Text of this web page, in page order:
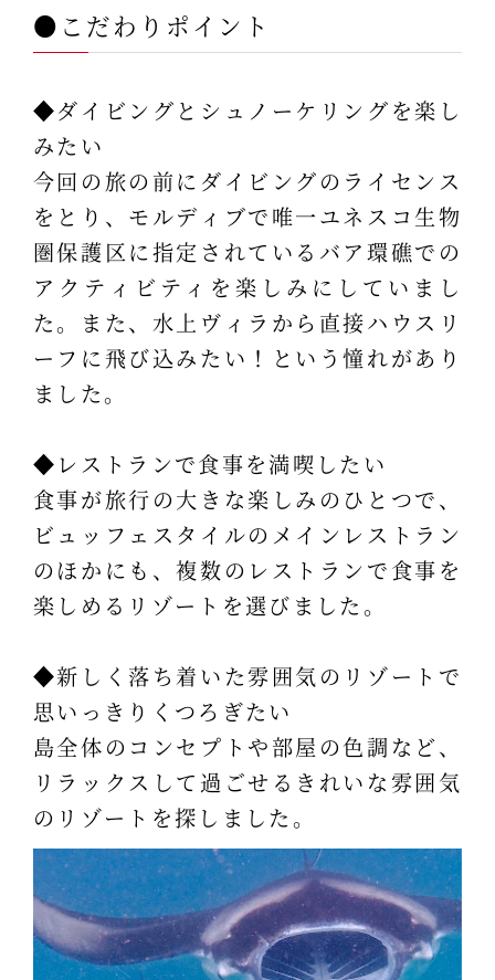
●こだわりポイント
◆ダイビングとシュノーケリングを楽し
みたい
今回の旅の前にダイビングのライセンス
をとり、モルディブで唯一ユネスコ生物
圏保護区に指定されているバア環礁での
アクティビティを楽しみにしていまし
た。また、水上ヴィラから直接ハウスリ
ーフに飛び込みたい！という憧れがあり
ました。
◆レストランで食事を満喫したい
食事が旅行の大きな楽しみのひとつで、
ビュッフェスタイルのメインレストラン
のほかにも、複数のレストランで食事を
楽しめるリゾートを選びました。
◆新しく落ち着いた雰囲気のリゾートで
思いっきりくつろぎたい
島全体のコンセプトや部屋の色調など、
リラックスして過ごせるきれいな雰囲気
のリゾートを探しました。